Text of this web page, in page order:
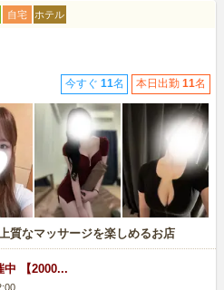
ホテル
自宅
今すぐ 11名 本日出勤11名
質なマッサージを楽しめるお店
【2000...